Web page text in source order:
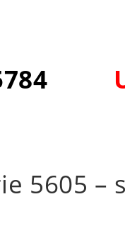
5605 –